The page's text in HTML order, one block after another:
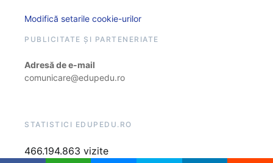
Modifică setarile cookie-urilor
PUBLICITATE ȘI PARTENERIATE
Adresă de e-mail
comunicare@edupedu.ro
STATISTICI EDUPEDU.RO
466.194.863 vizite